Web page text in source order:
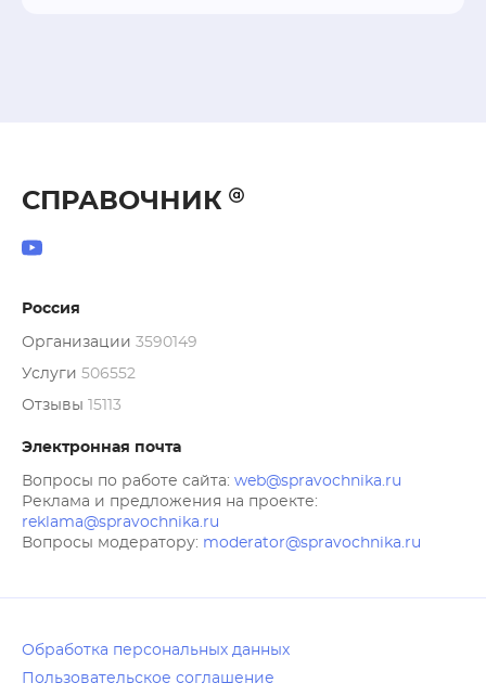
СПРАВОЧНИК
Россия
Организации 3590149
Услуги 506552
Отзывы 15113
Электронная почта
Вопросы по работе сайта: web@spravochnika.ru
Реклама и предложения на проекте:
reklama@spravochnika.ru
Вопросы модератору: moderator@spravochnika.ru
Обработка персональных данных
Пользовательское соглашение